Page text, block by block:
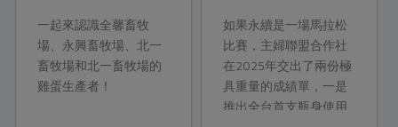
一起來認識全馨畜牧
場、永興畜牧場、北一
畜牧場和北一畜牧場的
雞蛋生產者！
里程碑
如果永續是一場馬拉松
比賽，主婦聯盟合作社
在2025年交出了兩份極
具重量的成績單，一是
推出全台首支瓶身使用